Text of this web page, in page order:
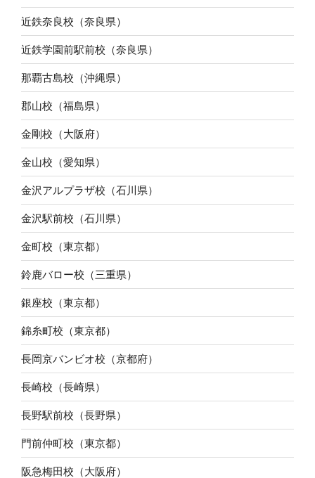
近鉄奈良校（奈良県）
近鉄学園前駅前校（奈良県）
那覇古島校（沖縄県）
郡山校（福島県）
金剛校（大阪府）
金山校（愛知県）
金沢アルプラザ校（石川県）
金沢駅前校（石川県）
金町校（東京都）
鈴鹿バロー校（三重県）
銀座校（東京都）
錦糸町校（東京都）
長岡京バンビオ校（京都府）
長崎校（長崎県）
長野駅前校（長野県）
門前仲町校（東京都）
阪急梅田校（大阪府）